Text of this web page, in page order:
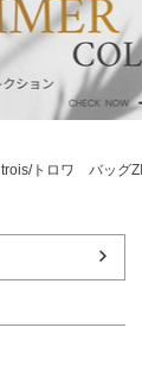
trois/トロワ バッグ